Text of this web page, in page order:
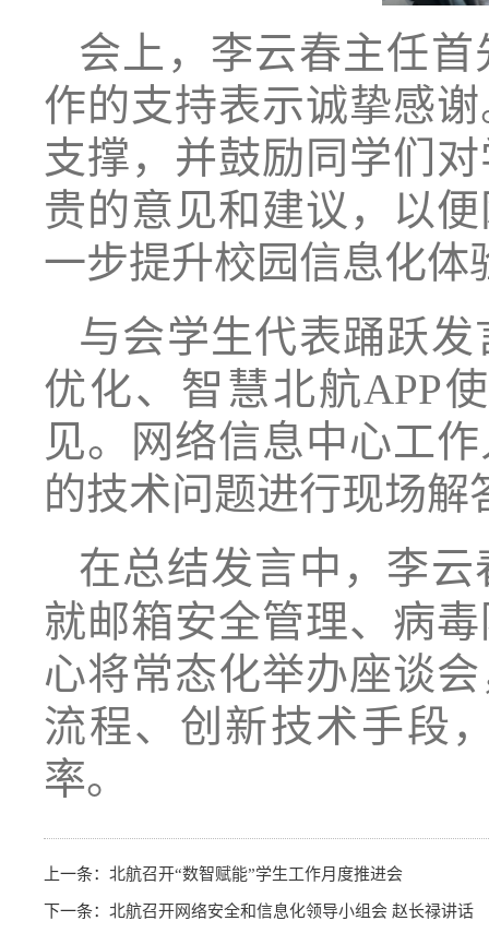
会上，李云春主任
作的支持表示诚挚感
支撑，并鼓励同学们
贵的意见和建议，以
一步提升校园信息化体
与会学生代表踊跃
优化、智慧北航APP
见。网络信息中心工
的技术问题进行现场解
在总结发言中，李
就邮箱安全管理、病
心将常态化举办座谈
流程、创新技术手段
率。
上一条： 北航召开“数智赋能”学生工作月度推进会
下一条： 北航召开网络安全和信息化领导小组会 赵长禄讲话